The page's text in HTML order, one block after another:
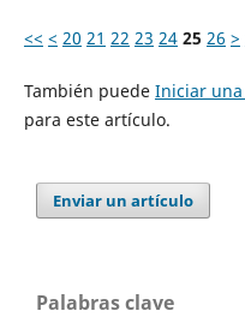
<< < 20 21 22 23 24 25 26 >
También puede Iniciar
para este artículo.
Enviar un artículo
Palabras clave